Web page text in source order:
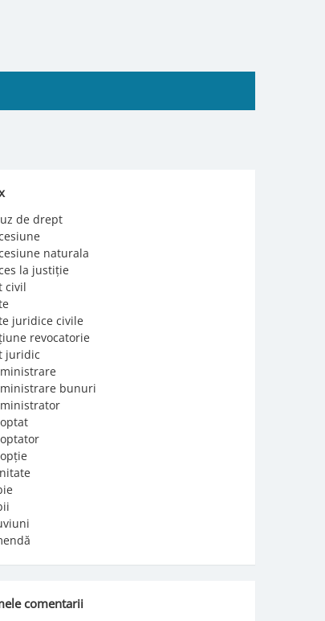
de drept
naturala
la justiție
civil
juridice civile
revocatorie
juridic
bunuri
comentarii